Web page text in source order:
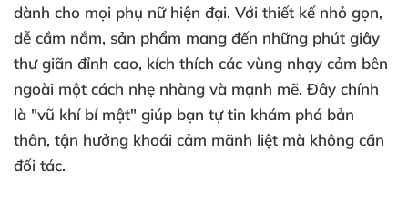
dành cho mọi phụ nữ hiện đại. Với thiết kế nhỏ gọn,
dễ cầm nắm, sản phẩm mang đến những phút giây
thư giãn đỉnh cao, kích thích các vùng nhạy cảm bên
ngoài một cách nhẹ nhàng và mạnh mẽ. Đây chính
là "vũ khí bí mật" giúp bạn tự tin khám phá bản
thân, tận hưởng khoái cảm mãnh liệt mà không cần
đối tác.